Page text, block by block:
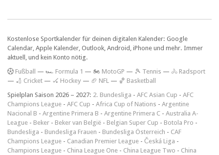
Kostenlose Sportkalender für deinen digitalen Kalender: Google
Calendar, Apple Kalender, Outlook, Android, iPhone und mehr. Immer
aktuell, und kein Konto nötig.
Fußball — 🏎️ Formula 1 — 🏍 MotoGP — 🎾 Tennis — 🚴 Radsport
— 🏏 Cricket — 🏑 Hockey — 🏈 NFL — 🏀 Basketball
Spielplan Saison 2026 – 2027: 2. Bundesliga - AFC Asian Cup - AFC
Champions League - AFC Cup - Africa Cup of Nations - Argentine
Nacional B - Argentine Primera B - Argentine Primera C - Australia A-
League - Beker - Beker van België - Belgian Super Cup - Botola Pro -
Bundesliga - Bundesliga Frauen - Bundesliga Österreich - CAF
Champions League - Canadian Premier League - Česká Liga -
Champions League - China League One - China League Two - China